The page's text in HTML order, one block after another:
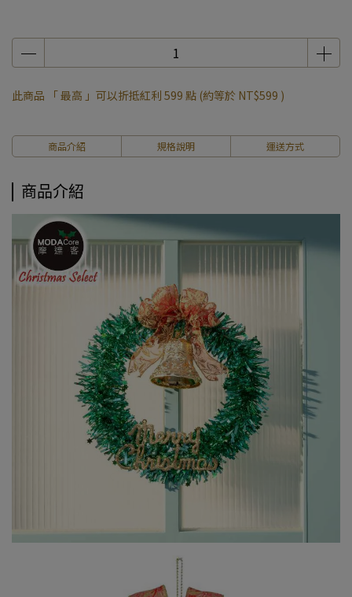
此商品 「 最高 」可以折抵紅利 599 點 (約等於 NT$599 )
商品介紹 規格說明 運送方式
商品介紹